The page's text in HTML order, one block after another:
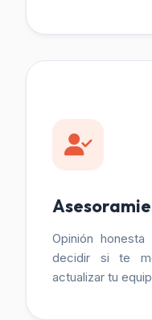
Opinión
decidir si te
actualizar tu